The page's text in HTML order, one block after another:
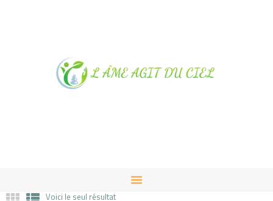
NOTRE MAGASIN À
ALBUSSAC
Voici le seul résultat